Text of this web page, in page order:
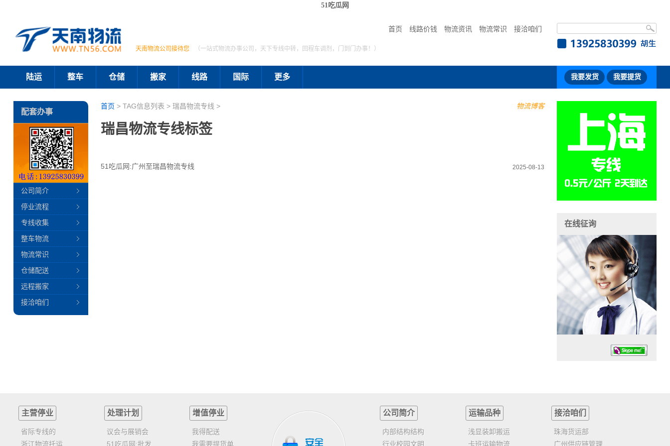
51吃瓜网
首页 线路价钱 物流资讯 物流常识 接洽咱们
天南物流公司接待您 （一站式物流办事公司，天下专线中转，回程车调剂，门到门办事！）
陆运 整车 仓储 搬家 线路 国际 更多 我要发货 我要提货
物流博客
首页 > TAG信息列表 > 瑞昌物流专线 >
瑞昌物流专线标签
2025-08-13
51吃瓜网:广州至瑞昌物流专线
配套办事
公司简介
停业流程
专线收集
整车物流
物流常识
仓储配送
远程搬家
接洽咱们
在线征询
任务时候：07:30 – – 23:30
主营停业
省际专线的
浙江物流托运
处理计划
议会与展销会
51吃瓜网:批发
增值停业
我得配送
我需要提货单
公司简介
内部结构结构
行业校园文明
运输品种
浅显装卸搬运
卡班运输物流
接洽咱们
珠海货运部
广州供应链管理